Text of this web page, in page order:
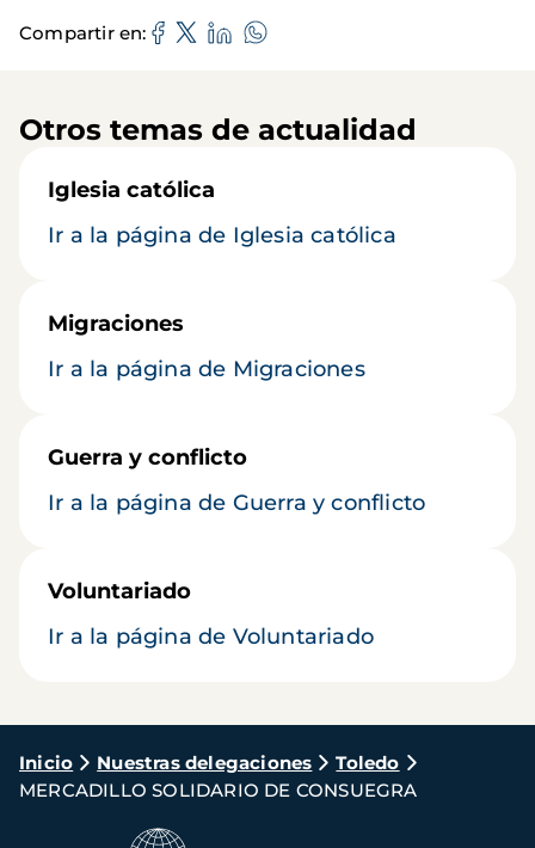
Compartir en
Otros temas de actualidad
Iglesia católica
Ir a la página de Iglesia católica
Migraciones
Ir a la página de Migraciones
Guerra y conflicto
Ir a la página de Guerra y conflicto
Voluntariado
Ir a la página de Voluntariado
Ruta
de
navegación
Inicio Nuestras delegaciones
Toledo
MERCADILLO SOLIDARIO DE CONSUEGRA